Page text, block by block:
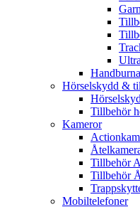
Hörselskydd &
Tillbehör
Kameror
Tillbehör
Tillbehör
Mobiltelefoner